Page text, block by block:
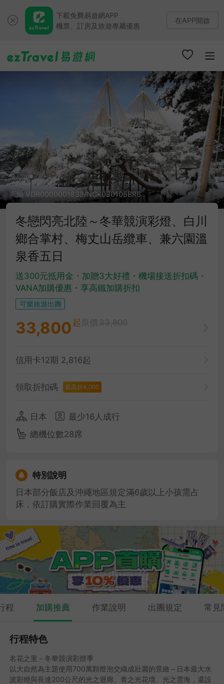
下載免費易遊網APP
機票、訂房及旅遊專屬優惠
在APP開啟
商編 VDR0000001838/NCK030105BR6
冬戀閃亮北陸～冬華競演彩燈、白川
鄉合掌村、梅丈山岳纜車、兼六園溫
泉香五日
送300元抵用金・加贈3大好禮・機場接送折扣碼・
VANA加購優惠・享高鐵加購折扣
可樂旅遊出團
33,800 起 原價33,800
信用卡12期 2,816起
領取折扣碼 最高折4,000
日本
最少16人成行
總機位數28席
特別說明
日本部分飯店及沖繩地區規定滿6歲以上小孩需占
床，依訂購實際作業回覆為主
程 加購推薦 作業說明 出團規定 常見
行程特色
名花之里－冬華競演彩燈季
以大自然為主題使用700萬顆燈泡交織成壯麗的景緻～日本最大水
波彩燈與長達200公尺的光之迴廊、青之光花壇、光之雲海，還設